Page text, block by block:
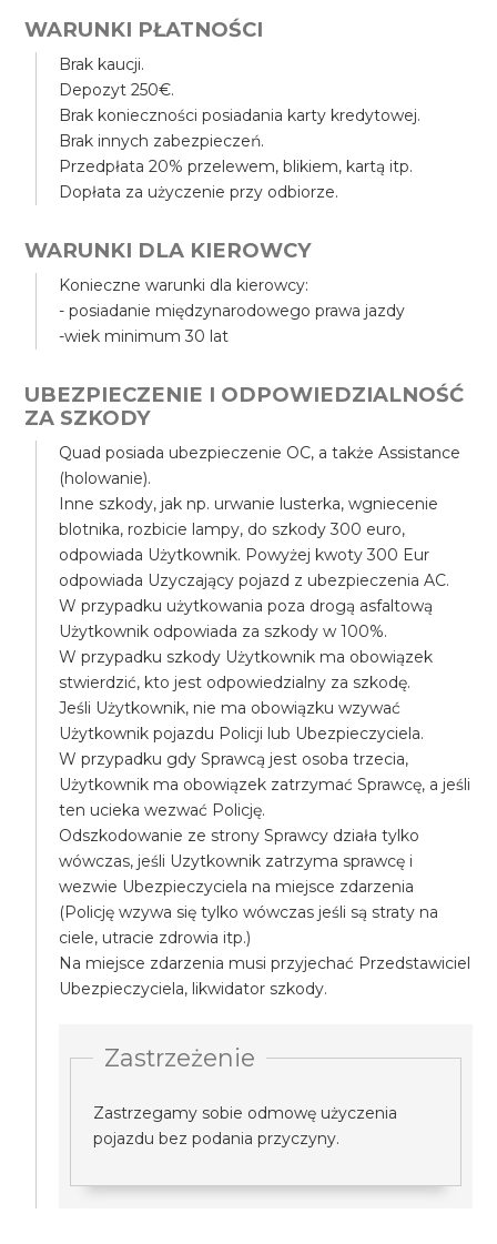
WARUNKI PŁATNOŚCI
Brak kaucji.
Depozyt 250€.
Brak konieczności posiadania karty kredytowej.
Brak innych zabezpieczeń.
Przedpłata 20% przelewem, blikiem, kartą itp.
Dopłata za użyczenie przy odbiorze.
WARUNKI DLA KIEROWCY
Konieczne warunki dla kierowcy:
- posiadanie międzynarodowego prawa jazdy
-wiek minimum 30 lat
UBEZPIECZENIE I ODPOWIEDZIALNOŚĆ
ZA SZKODY
Quad posiada ubezpieczenie OC, a także Assistance
(holowanie).
Inne szkody, jak np. urwanie lusterka, wgniecenie
blotnika, rozbicie lampy, do szkody 300 euro,
odpowiada Użytkownik. Powyżej kwoty 300 Eur
odpowiada Uzyczający pojazd z ubezpieczenia AC.
W przypadku użytkowania poza drogą asfaltową
Użytkownik odpowiada za szkody w 100%.
W przypadku szkody Użytkownik ma obowiązek
stwierdzić, kto jest odpowiedzialny za szkodę.
Jeśli Użytkownik, nie ma obowiązku wzywać
Użytkownik pojazdu Policji lub Ubezpieczyciela.
W przypadku gdy Sprawcą jest osoba trzecia,
Użytkownik ma obowiązek zatrzymać Sprawcę, a jeśli
ten ucieka wezwać Policję.
Odszkodowanie ze strony Sprawcy działa tylko
wówczas, jeśli Uzytkownik zatrzyma sprawcę i
wezwie Ubezpieczyciela na miejsce zdarzenia
(Policję wzywa się tylko wówczas jeśli są straty na
ciele, utracie zdrowia itp.)
Na miejsce zdarzenia musi przyjechać Przedstawiciel
Ubezpieczyciela, likwidator szkody.
Zastrzeżenie
Zastrzegamy sobie odmowę użyczenia
pojazdu bez podania przyczyny.